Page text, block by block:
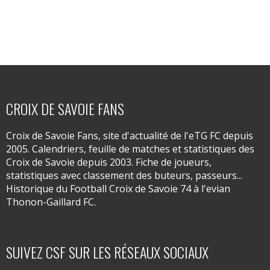
CROIX DE SAVOIE FANS
Croix de Savoie Fans, site d'actualité de l'eTG FC depuis
2005. Calendriers, feuille de matches et statistiques des
Croix de Savoie depuis 2003. Fiche de joueurs,
statistiques avec classement des buteurs, passeurs...
Historique du Football Croix de Savoie 74 à l'evian
Thonon-Gaillard FC.
SUIVEZ CSF SUR LES RÉSEAUX SOCIAUX